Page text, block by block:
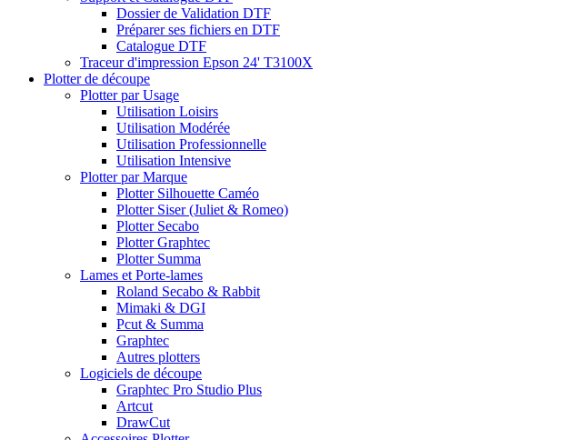
Dossier de Validation DTF
Préparer ses fichiers en DTF
Catalogue DTF
Traceur d'impression Epson 24' T3100X
Plotter de découpe
Plotter par Usage
Utilisation Loisirs
Utilisation Modérée
Utilisation Professionnelle
Utilisation Intensive
Plotter par Marque
Plotter Silhouette Caméo
Plotter Siser (Juliet & Romeo)
Plotter Secabo
Plotter Graphtec
Plotter Summa
Lames et Porte-lames
Roland Secabo & Rabbit
Mimaki & DGI
Pcut & Summa
Graphtec
Autres plotters
Logiciels de découpe
Graphtec Pro Studio Plus
Artcut
DrawCut